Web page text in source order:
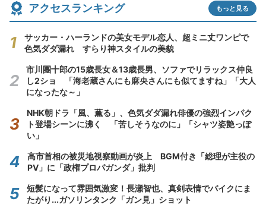
アクセスランキング もっと見る
サッカー・ハーランドの美女モデル恋人、超ミニ丈ワンピで
色気ダダ漏れ すらり神スタイルの美貌
市川團十郎の15歳長女＆13歳長男、ソファでリラックス仲良
し2ショ 「海老蔵さんにも麻央さんにも似てますね」「大人
になったな～」
NHK朝ドラ「風、薫る」、色気ダダ漏れ俳優の強烈インパク
ト登場シーンに沸く 「苦しそうなのに」「シャツ姿艶っぽ
い」
高市首相の被災地視察動画が炎上 BGM付き「総理が主役の
PV」に「政権プロパガンダ」批判
短髪になって雰囲気激変！長瀬智也、真剣表情でバイクにま
たがり...ガソリンタンク「ガン見」ショット